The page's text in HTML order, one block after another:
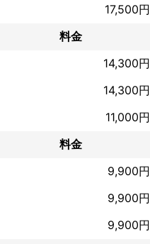
17,500円
料金
14,300円
14,300円
11,000円
料金
9,900円
9,900円
9,900円